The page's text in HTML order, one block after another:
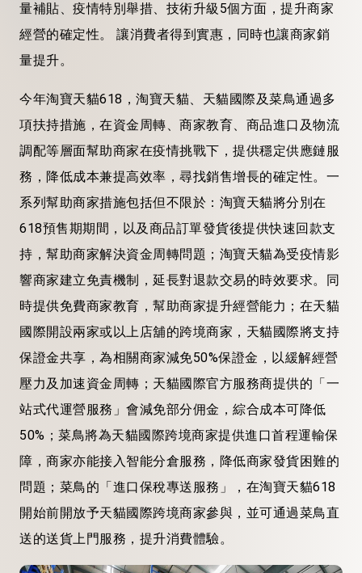
量補貼、疫情特別舉措、技術升級5個方面， 提升商家
經營的確定性。
讓消費者得到實惠，同時也讓商家銷
量提升。
今年淘寶天貓618，淘寶天貓、天貓國際及菜鳥通過多
項扶持措施，在資金周轉、商家教育、商品進口及物流
調配等層面幫助商家在疫情挑戰下，提供穩定供應鏈服
務，降低成本兼提高效率，尋找銷售增長的確定性。一
系列幫助商家措施包括但不限於：淘寶天貓將分別在
618預售期期間，以及商品訂單發貨後提供快速回款支
持，幫助商家解決資金周轉問題；淘寶天貓為受疫情影
響商家建立免責機制，延長對退款交易的時效要求。同
時提供免費商家教育，幫助商家提升經營能力；在天貓
國際開設兩家或以上店舖的跨境商家，天貓國際將支持
保證金共享，為相關商家減免50%保證金，以緩解經營
壓力及加速資金周轉；天貓國際官方服務商提供的「一
站式代運營服務」會減免部分佣金，綜合成本可降低
50%；菜鳥將為天貓國際跨境商家提供進口首程運輸保
障，商家亦能接入智能分倉服務，降低商家發貨困難的
問題；菜鳥的「進口保稅專送服務」，在淘寶天貓618
開始前開放予天貓國際跨境商家參與，並可通過菜鳥直
送的送貨上門服務，提升消費體驗。